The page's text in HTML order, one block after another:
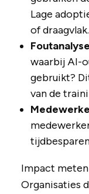
Lage
of draagvlak.
waarbij AI-
gebruikt?
van de
Impact
Organisaties